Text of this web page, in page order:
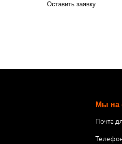
Оставить заявку
Мы на
Почта